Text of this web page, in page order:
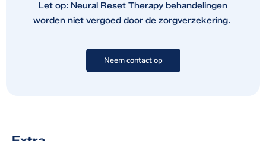
Let op: Neural Reset Therapy behandelingen
worden niet vergoed door de zorgverzekering.
Neem contact op